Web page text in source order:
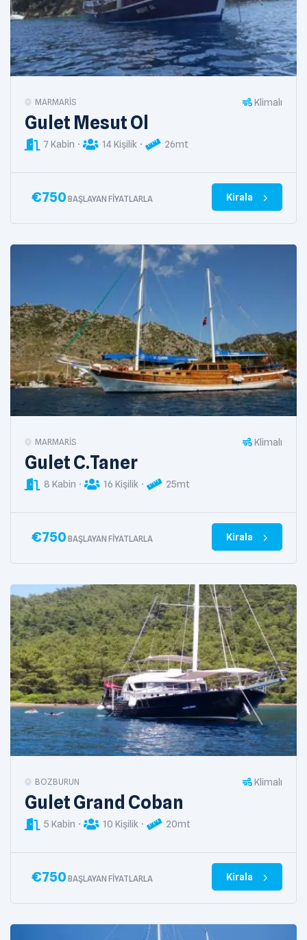
MARMARIS Klimalı
Gulet Mesut Ol
7 Kabin 14 Kişilik 26mt
€750 BAŞLAYAN FIYATLARLA Kirala
MARMARIS Klimalı
Gulet C.Taner
8 Kabin 16 Kişilik 25mt
€750 BAŞLAYAN FIYATLARLA Kirala
BOZBURUN Klimalı
Gulet Grand Coban
5 Kabin 10 Kişilik 20mt
€750 BAŞLAYAN FIYATLARLA Kirala